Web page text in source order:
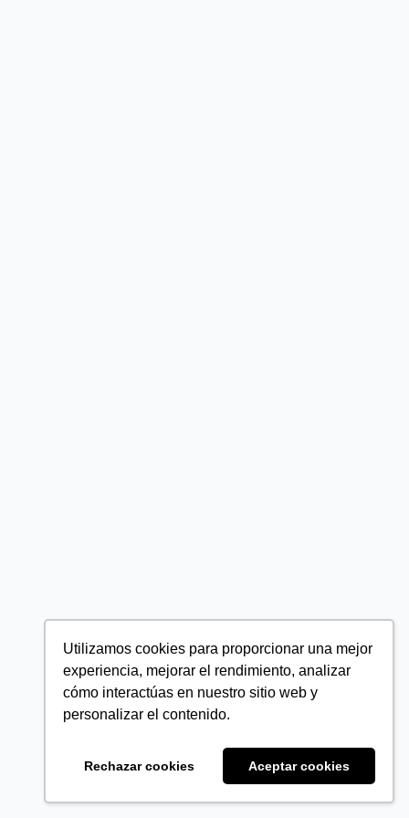
Utilizamos cookies para proporcionar una mejor
experiencia, mejorar el rendimiento, analizar
cómo interactúas en nuestro sitio web y
personalizar el contenido.
Rechazar cookies Aceptar cookies